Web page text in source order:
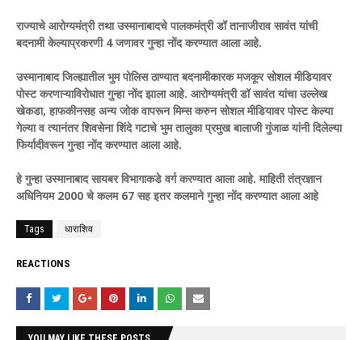
राज्याचे आरोग्यमंत्री तथा उस्मानाबादचे पालकमंत्री डॉ तानाजीराव सावंत यांची
बदनामी केल्याप्रकरणी 4 जणावर गुन्हा नोंद करण्यात आला आहे.
उस्मानाबाद जिल्ह्यातील भुम पोलिस ठाण्यात बदनामीकारक मजकूर सोशल मीडियावर
पोस्ट करणाऱ्याविरोधात गुन्हा नोंद झाला आहे. आरोग्यमंत्री डॉ सावंत यांचा उल्लेख
खेकडा, हाफकीनसह अन्य जोक वापरून मिम्स करुन सोशल मीडियावर पोस्ट केल्या
गेल्या व त्यानंतर शिवसेना शिंदे गटाचे भुम तालुका प्रमुख बालाजी गुंजाळ यांनी दिलेल्या
फिर्यादीवरून गुन्हा नोंद करण्यात आला आहे.
हे गुन्हा उस्मानाबाद सायबर विभागाकडे वर्ग करण्यात आला आहे. माहिती तंत्रज्ञान
अधिनियम 2000 चे कलम 67 सह इतर कलमाने गुन्हा नोंद करण्यात आला आहे
Tags धाराशिव
REACTIONS